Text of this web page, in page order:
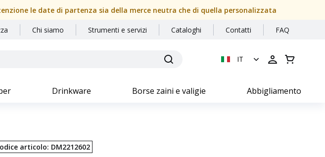
le date di partenza sia della merce neutra che di quella personalizzata
Chi siamo Strumenti e servizi Cataloghi Contatti FAQ
IT
Drinkware Borse zaini e valigie Abbigliamento
articolo: DM2212602